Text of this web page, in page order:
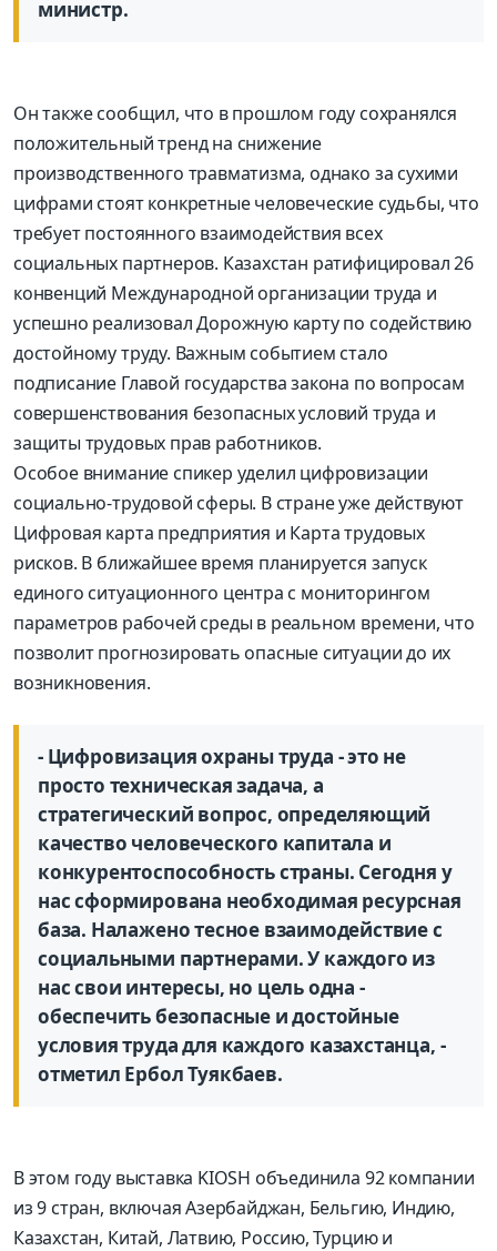
министр.
Он также сообщил, что в прошлом году сохранялся
положительный тренд на снижение
производственного травматизма, однако за сухими
цифрами стоят конкретные человеческие судьбы, что
требует постоянного взаимодействия всех
социальных партнеров. Казахстан ратифицировал 26
конвенций Международной организации труда и
успешно реализовал Дорожную карту по содействию
достойному труду. Важным событием стало
подписание Главой государства закона по вопросам
совершенствования безопасных условий труда и
защиты трудовых прав работников.
Особое внимание спикер уделил цифровизации
социально-трудовой сферы. В стране уже действуют
Цифровая карта предприятия и Карта трудовых
рисков. В ближайшее время планируется запуск
единого ситуационного центра с мониторингом
параметров рабочей среды в реальном времени, что
позволит прогнозировать опасные ситуации до их
возникновения.
- Цифровизация охраны труда - это не
просто техническая задача, а
стратегический вопрос, определяющий
качество человеческого капитала и
конкурентоспособность страны. Сегодня у
нас сформирована необходимая ресурсная
база. Налажено тесное взаимодействие с
социальными партнерами. У каждого из
нас свои интересы, но цель одна -
обеспечить безопасные и достойные
условия труда для каждого казахстанца, -
отметил Ербол Туякбаев.
В этом году выставка KIOSH объединила 92 компании
из 9 стран, включая Азербайджан, Бельгию, Индию,
Казахстан, Китай, Латвию, Россию, Турцию и